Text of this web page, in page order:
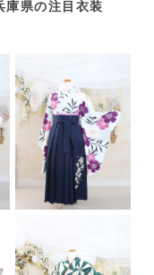
庫県の注目衣装